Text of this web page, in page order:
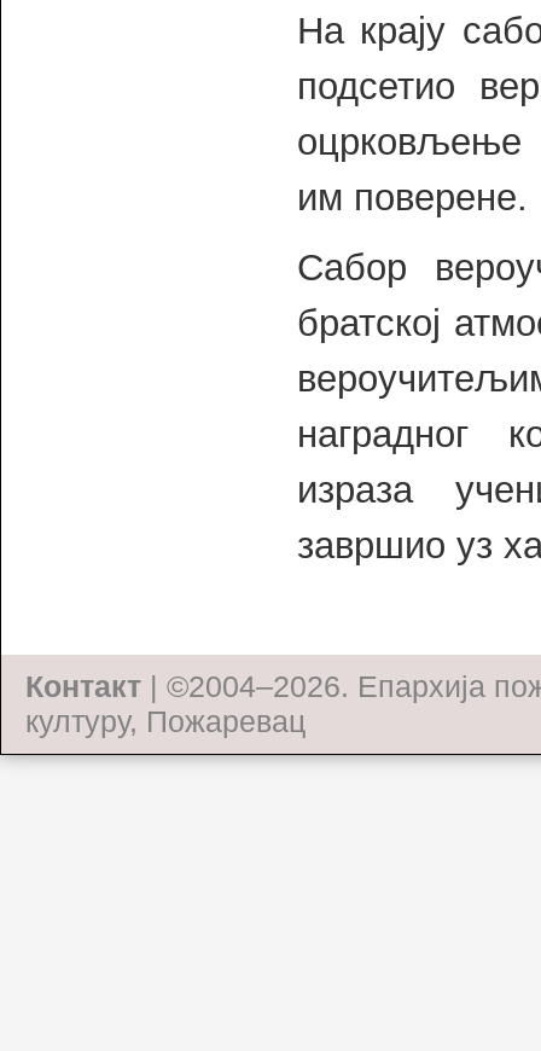
На крају
подсетио
оцрковљење
им поверене.
Сабор
братској
наградног
израза
завршио уз
Контакт | ©2004–2026. Епархија
културу, Пожаревац